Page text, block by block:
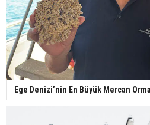
Ege Denizi’nin En Büyük Mercan